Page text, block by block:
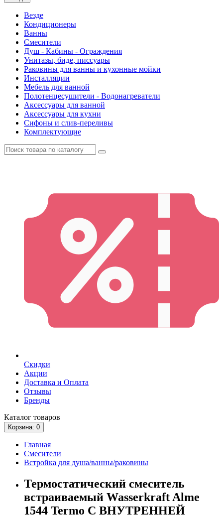
Везде
Кондиционеры
Ванны
Смесители
Душ - Кабины - Ограждения
Унитазы, биде, писсуары
Раковины для ванны и кухонные мойки
Инсталляции
Мебель для ванной
Полотенцесушители - Водонагреватели
Аксессуары для ванной
Аксессуары для кухни
Сифоны и слив-переливы
Комплектующие
Скидки
Акции
Доставка и Оплата
Отзывы
Бренды
Каталог товаров
Корзина: 0
Главная
Смесители
Встройка для душа/ванны/раковины
Термостатический смеситель
встраиваемый Wasserkraft Alme
1544 Termo С ВНУТРЕННЕЙ